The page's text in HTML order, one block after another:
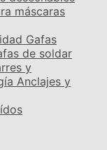
máscaras
Gafas
de soldar
y
Anclajes y